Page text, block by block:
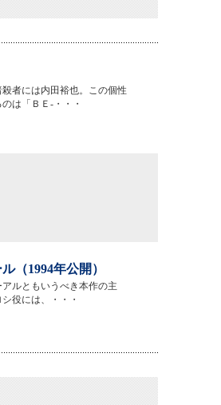
者には内田裕也。この個性
は「ＢＥ-・・・
（1994年公開）
ルともいうべき本作の主
役には、・・・